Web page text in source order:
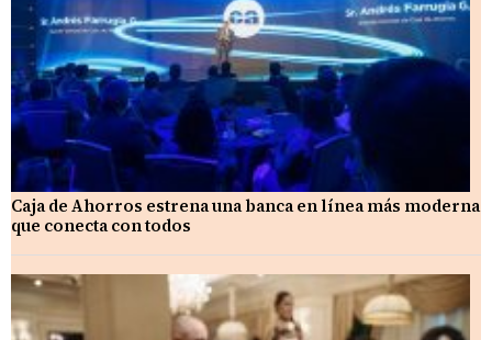
Caja de Ahorros estrena una banca en línea más moderna
que conecta con todos